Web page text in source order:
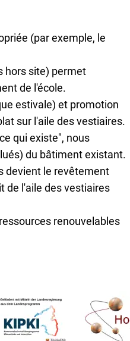
(par exemple, le
hors site) permet
de l'école.
estivale) et promotion
sur l'aile des vestiaires.
qui existe", nous
du bâtiment existant.
devient le revêtement
de l'aile des vestiaires
renouvelables